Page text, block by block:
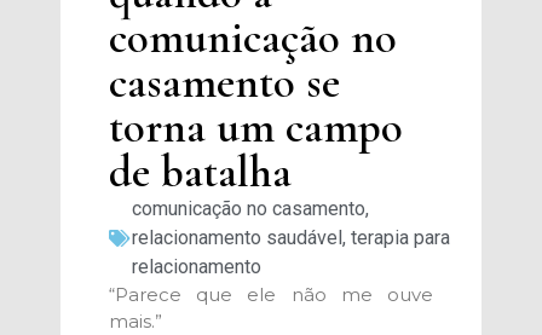
comunicação no
casamento se
torna um campo
de batalha
comunicação no casamento,
relacionamento saudável, terapia para
relacionamento
“Parece que ele não me ouve
mais.”